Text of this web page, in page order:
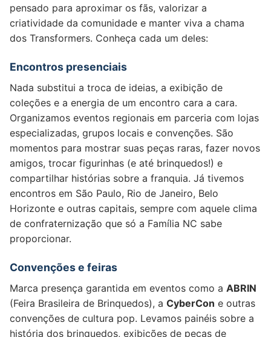
pensado para aproximar os fãs, valorizar a
criatividade da comunidade e manter viva a chama
dos Transformers. Conheça cada um deles:
Encontros presenciais
Nada substitui a troca de ideias, a exibição de
coleções e a energia de um encontro cara a cara.
Organizamos eventos regionais em parceria com lojas
especializadas, grupos locais e convenções. São
momentos para mostrar suas peças raras, fazer novos
amigos, trocar figurinhas (e até brinquedos!) e
compartilhar histórias sobre a franquia. Já tivemos
encontros em São Paulo, Rio de Janeiro, Belo
Horizonte e outras capitais, sempre com aquele clima
de confraternização que só a Família NC sabe
proporcionar.
Convenções e feiras
Marca presença garantida em eventos como a ABRIN
(Feira Brasileira de Brinquedos), a CyberCon e outras
convenções de cultura pop. Levamos painéis sobre a
história dos brinquedos, exibições de peças de